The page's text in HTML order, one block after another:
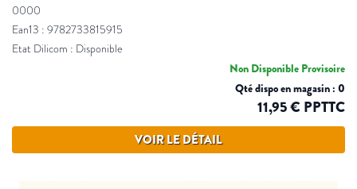
0000
Ean13 : 9782733815915
Etat Dilicom : Disponible
Non Disponible Provisoire
Qté dispo en magasin : 0
11,95 € PPTTC
VOIR LE DÉTAIL